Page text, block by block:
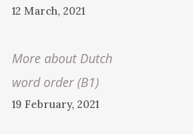
12 March, 2021
More about Dutch
word order (B1)
19 February, 2021